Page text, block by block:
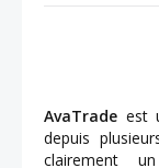
AvaTrade est
depuis
clairement